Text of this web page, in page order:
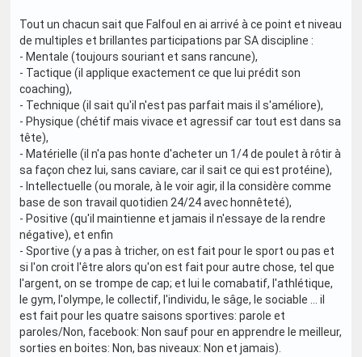
Tout un chacun sait que Falfoul en ai arrivé à ce point et niveau
de multiples et brillantes participations par SA discipline :
- Mentale (toujours souriant et sans rancune),
- Tactique (il applique exactement ce que lui prédit son
coaching),
- Technique (il sait qu'il n'est pas parfait mais il s'améliore),
- Physique (chétif mais vivace et agressif car tout est dans sa
tête),
- Matérielle (il n'a pas honte d'acheter un 1/4 de poulet à rôtir à
sa façon chez lui, sans caviare, car il sait ce qui est protéine),
- Intellectuelle (ou morale, à le voir agir, il la considère comme
base de son travail quotidien 24/24 avec honnêteté),
- Positive (qu'il maintienne et jamais il n'essaye de la rendre
négative), et enfin
- Sportive (y a pas à tricher, on est fait pour le sport ou pas et
si l'on croit l'être alors qu'on est fait pour autre chose, tel que
l'argent, on se trompe de cap; et lui le comabatif, l'athlétique,
le gym, l'olympe, le collectif, l'individu, le sâge, le sociable ... il
est fait pour les quatre saisons sportives: parole et
paroles/Non, facebook: Non sauf pour en apprendre le meilleur,
sorties en boites: Non, bas niveaux: Non et jamais).